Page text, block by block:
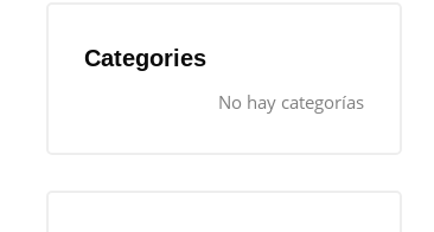
Categories
No hay categorías